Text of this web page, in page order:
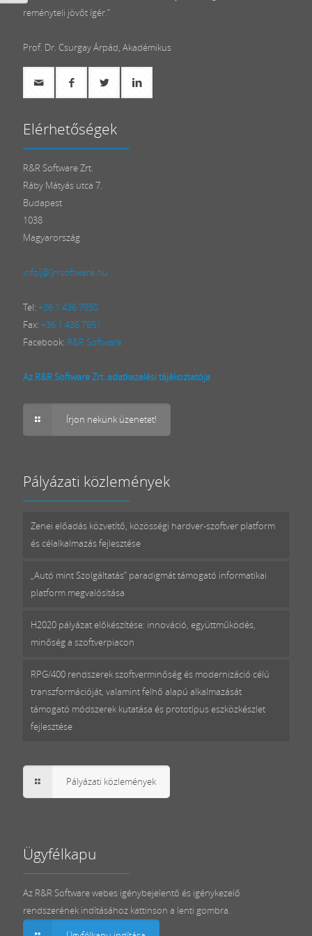
reményteli jövőt ígér.”
Prof. Dr. Csurgay Árpád, Akadémikus
Elérhetőségek
R&R Software Zrt.
Ráby Mátyás utca 7.
Budapest
1038
Magyarország
info[@]rrsoftware.hu
Tel: +36 1 436 7850
Fax: +36 1 436 7851
Facebook: R&R Software
Az R&R Software Zrt. adatkezelési tájékoztatója
Írjon nekünk üzenetet!
Pályázati közlemények
Zenei előadás közvetítő, közösségi hardver-szoftver platform
és célalkalmazás fejlesztése
„Autó mint Szolgáltatás” paradigmát támogató informatikai
platform megvalósítása
H2020 pályázat előkészítése: innováció, együttműködés,
minőség a szoftverpiacon
RPG/400 rendszerek szoftverminőség és modernizáció célú
transzformációját, valamint felhő alapú alkalmazását
támogató módszerek kutatása és prototípus eszközkészlet
fejlesztése
Pályázati közlemények
Ügyfélkapu
Az R&R Software webes igénybejelentő és igénykezelő
rendszerének indításához kattinson a lenti gombra.